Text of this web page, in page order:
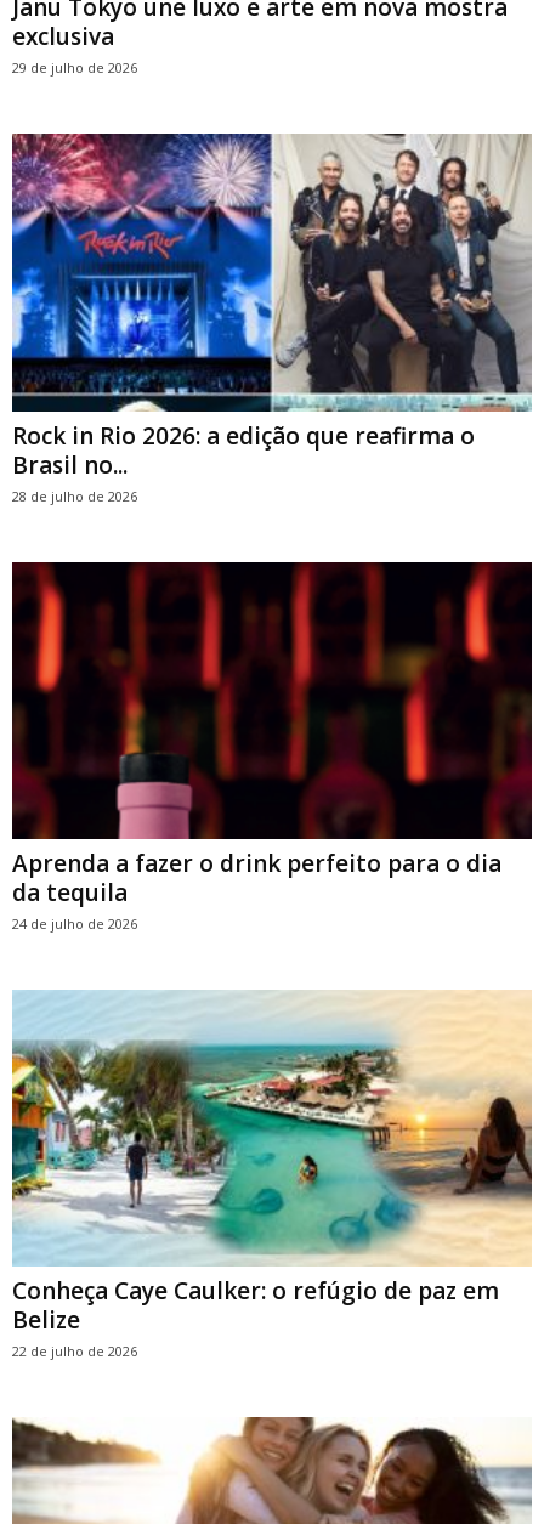
Janu Tokyo une luxo e arte em nova mostra
exclusiva
29 de julho de 2026
Rock in Rio 2026: a edição que reafirma o
Brasil no...
28 de julho de 2026
Aprenda a fazer o drink perfeito para o dia
da tequila
24 de julho de 2026
Conheça Caye Caulker: o refúgio de paz em
Belize
22 de julho de 2026